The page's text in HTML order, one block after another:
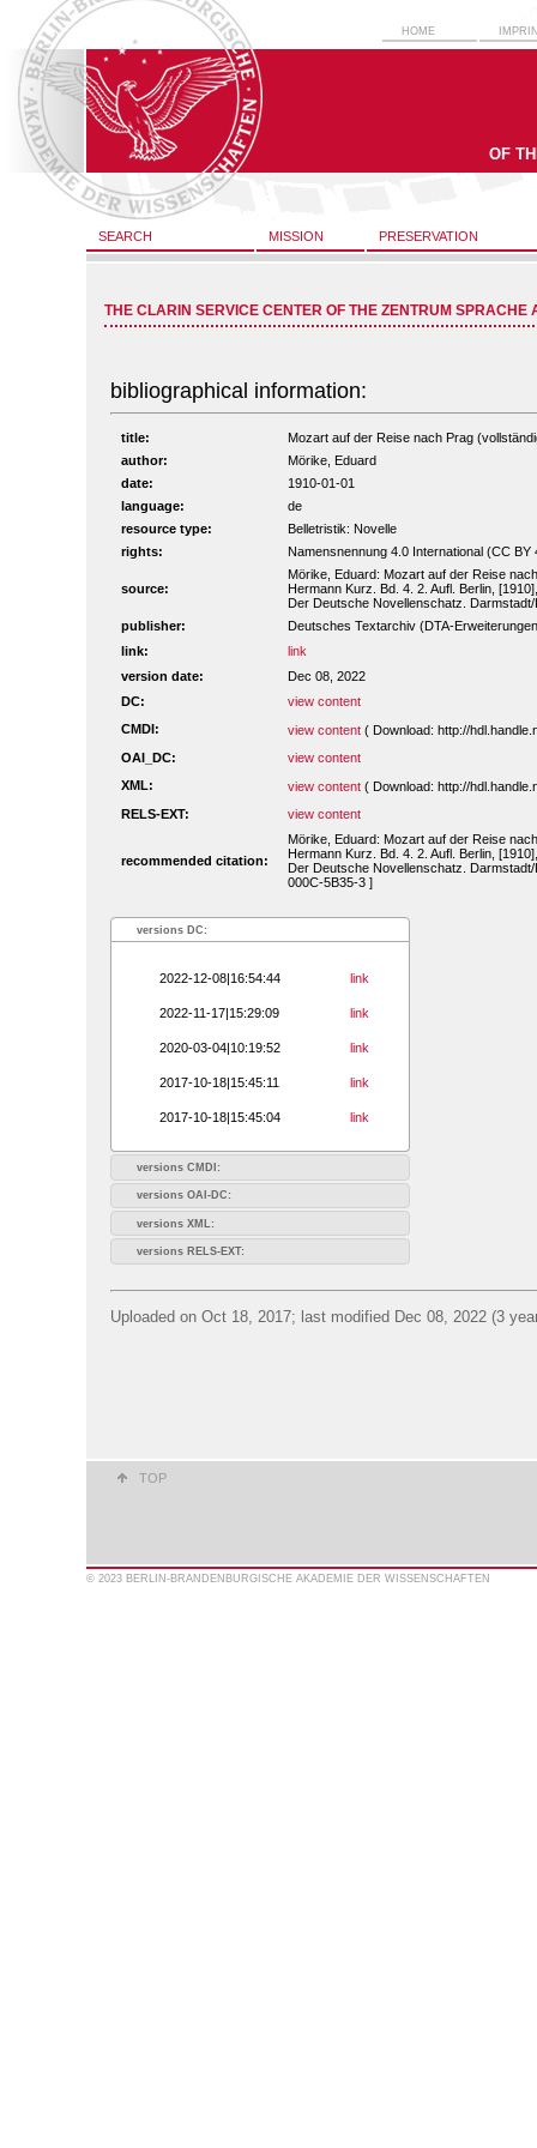
HOME
OF
SEARCH MISSION PRESERVATION
THE CLARIN SERVICE CENTER OF THE ZENTRUM SPRACHE
bibliographical information:
title:
Mozart auf der Reise nach Prag
author:
Mörike, Eduard
date:
1910-01-01
language:
de
resource type:
Belletristik: Novelle
rights:
Namensnennung 4.0 International (CC BY
source:
Mörike, Eduard: Mozart auf der Reise
Hermann Kurz. Bd. 4. 2. Aufl. Berlin,
Der Deutsche Novellenschatz.
publisher:
Deutsches Textarchiv (DTA-
link:
link
version date:
Dec 08, 2022
DC:
view content
CMDI:
view content ( Download: http://
OAI_DC:
view content
XML:
view content ( Download: http://
RELS-EXT:
view content
recommended citation:
Mörike, Eduard: Mozart auf der Reise
Hermann Kurz. Bd. 4. 2. Aufl. Berlin,
Der Deutsche Novellenschatz.
000C-5B35-3 ]
versions DC:
2022-12-08|16:54:44 link
2022-11-17|15:29:09 link
2020-03-04|10:19:52 link
2017-10-18|15:45:11 link
2017-10-18|15:45:04 link
versions CMDI:
versions OAI-DC:
versions XML:
versions RELS-EXT:
Uploaded on Oct 18, 2017; last modified Dec 08, 2022 (3
TOP
© 2023 BERLIN-BRANDENBURGISCHE AKADEMIE DER WISSENSCHAFTEN